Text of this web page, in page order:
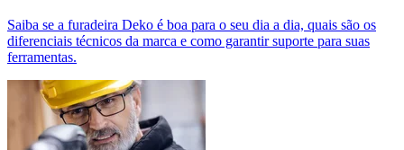
Saiba se a furadeira Deko é boa para o seu dia a dia, quais são os
diferenciais técnicos da marca e como garantir suporte para suas
ferramentas.